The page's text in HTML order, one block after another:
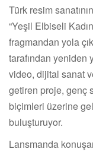
Türk resim
“Yeşil Elbiseli
fragmandan yola
tarafından yeniden
video, dijital sanat
getiren proje, genç
biçimleri üzerine
buluşturuyor.
Lansmanda